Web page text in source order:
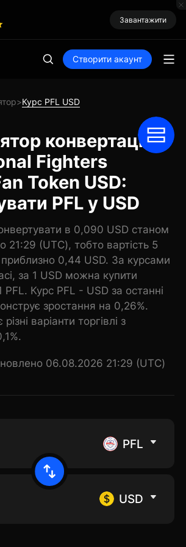
Завантажити
Створити акаунт
>Курс PFL USD
конвертації
Fighters
Token USD:
PFL у USD
в 0,090 USD станом
21:29 (UTC), тобто вартість 5
приблизно 0,44 USD. За курсами
за 1 USD можна купити
PFL. Курс PFL - USD за останні
зростання на 0,26%.
варіанти торгівлі з
06.08.2026 21:29 (UTC)
PFL
USD